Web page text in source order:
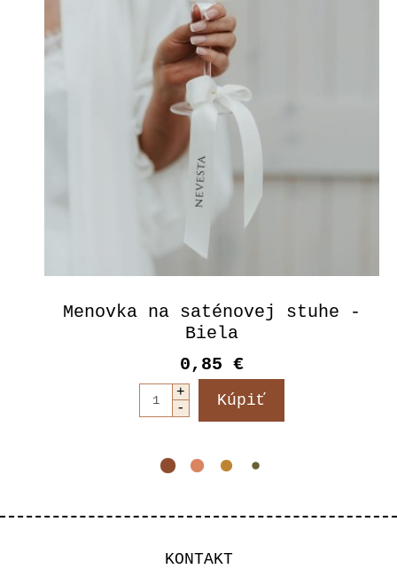
Menovka na saténovej stuhe -
Biela
0,85 €
KONTAKT